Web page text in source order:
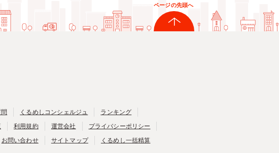
ページの先頭へ
くるめしコンシェルジュ
ランキング
利用規約 運営会社
プライバシーポリシー
お問い合わせ サイトマップ くるめし一括精算